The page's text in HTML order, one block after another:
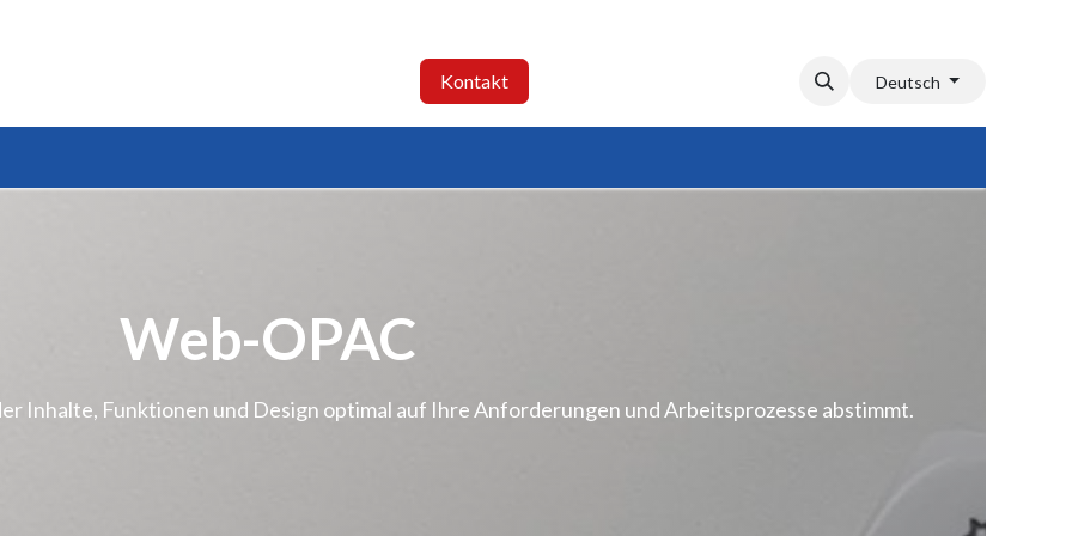
Kontakt Deutsch
Web-OPAC
Inhalte, Funktionen und Design optimal auf Ihre Anforderungen und Arbeitsprozesse abstimmt.